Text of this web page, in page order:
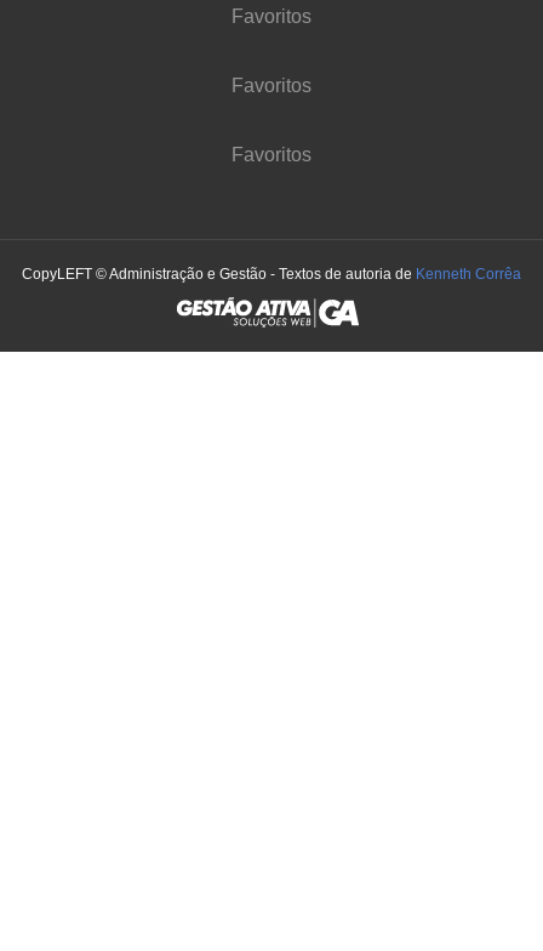
Favoritos
Favoritos
Favoritos
CopyLEFT © Administração e Gestão - Textos de autoria de Kenneth Corrêa